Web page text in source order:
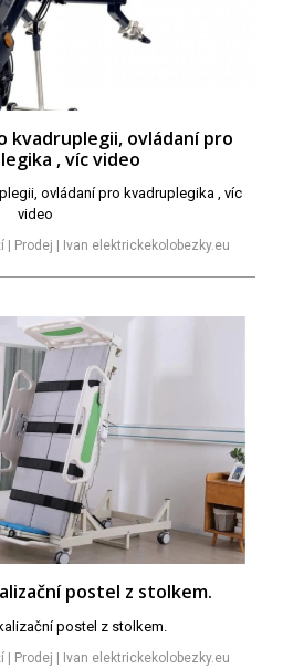
kvadruplegii, ovládaní pro
, víc video
ovládaní pro kvadruplegika , víc
video
| Prodej | Ivan elektrickekolobezky.eu
postel z stolkem.
postel z stolkem.
| Prodej | Ivan elektrickekolobezky.eu